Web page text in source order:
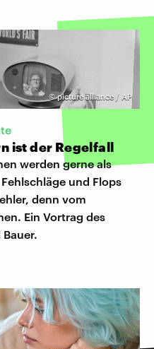
©picture alliance / AP
ist der Regelfall
werden gerne als
und Flops
denn vom
Ein Vortrag des